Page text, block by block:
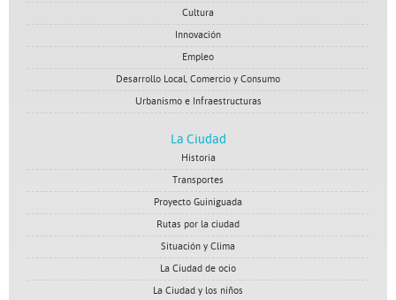
Cultura
Innovación
Empleo
Desarrollo Local, Comercio y Consumo
Urbanismo e Infraestructuras
La Ciudad
Historia
Transportes
Proyecto Guiniguada
Rutas por la ciudad
Situación y Clima
La Ciudad de ocio
La Ciudad y los niños